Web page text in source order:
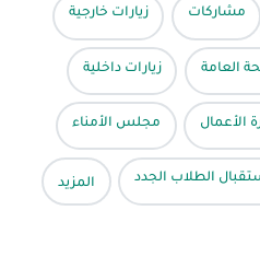
مشاركات زيارات خارجية
العامة زيارات داخلية
الأعمال مجلس الأمناء
الطلاب الجدد المزيد